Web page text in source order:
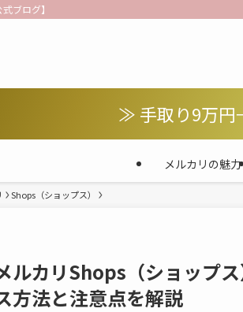
ブログ】
メルカリの魅力
≫ 手取り9万円
Shops（ショップス）
ルカリShops（ショップ
方法と注意点を解説